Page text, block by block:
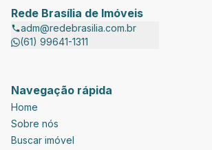
Rede Brasília de Imóveis
adm@redebrasilia.com.br
(61) 99641-1311
Navegação rápida
Home
Sobre nós
Buscar imóvel